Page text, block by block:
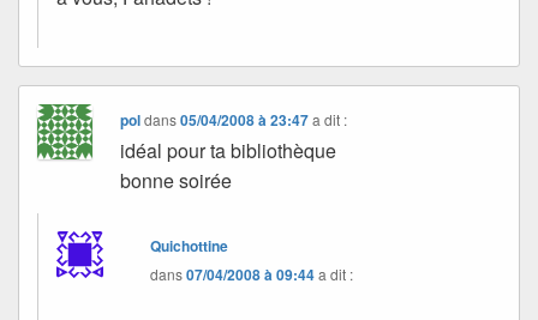
poldans05/04/2008 à 23:47 a dit :
idéal pour ta bibliothèque
bonne soirée
Quichottine
dans07/04/2008 à 09:44a dit :